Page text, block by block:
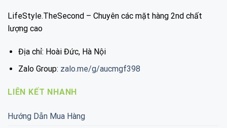
LifeStyle.TheSecond – Chuyên các mặt hàng 2nd chất
lượng cao
Địa chỉ: Hoài Đức, Hà Nội
Zalo Group: zalo.me/g/aucmgf398
LIÊN KẾT NHANH
Hướng Dẫn Mua Hàng